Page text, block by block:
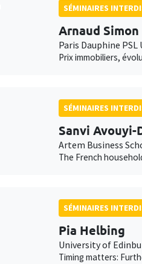
SÉMINAIRES
Arnaud Simon
Paris Dauphine
Prix immobiliers,
SÉMINAIRES
Sanvi Avouyi-
Artem Business
The French
SÉMINAIRES
Pia Helbing
University of
Timing matters: